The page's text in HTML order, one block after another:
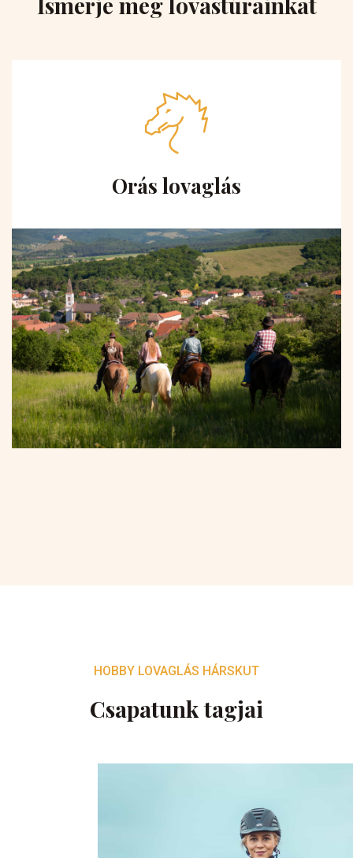
Orás lovaglás
HOBBY LOVAGLÁS HÁRSKUT
Csapatunk tagjai